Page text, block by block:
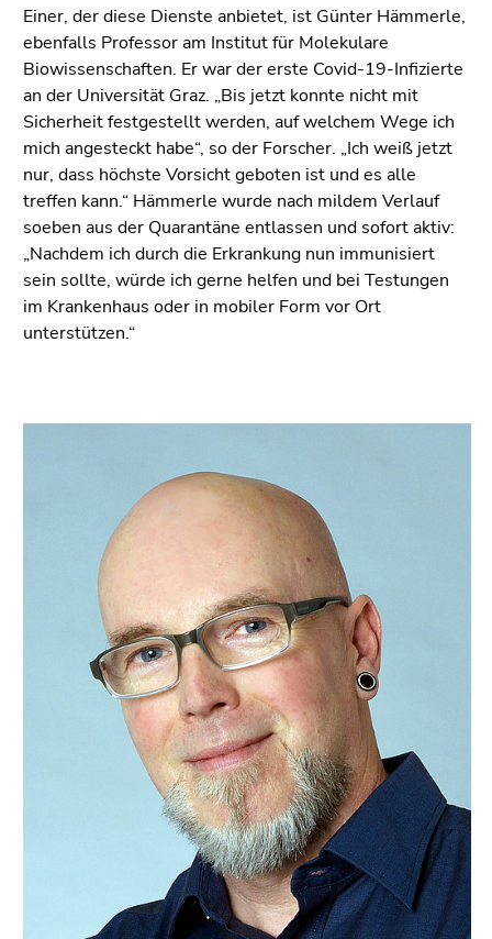
Einer, der diese Dienste anbietet, ist Günter Hämmerle,
ebenfalls Professor am Institut für Molekulare
Biowissenschaften. Er war der erste Covid-19-Infizierte
an der Universität Graz. „Bis jetzt konnte nicht mit
Sicherheit festgestellt werden, auf welchem Wege ich
mich angesteckt habe“, so der Forscher. „Ich weiß jetzt
nur, dass höchste Vorsicht geboten ist und es alle
treffen kann.“ Hämmerle wurde nach mildem Verlauf
soeben aus der Quarantäne entlassen und sofort aktiv:
„Nachdem ich durch die Erkrankung nun immunisiert
sein sollte, würde ich gerne helfen und bei Testungen
im Krankenhaus oder in mobiler Form vor Ort
unterstützen.“